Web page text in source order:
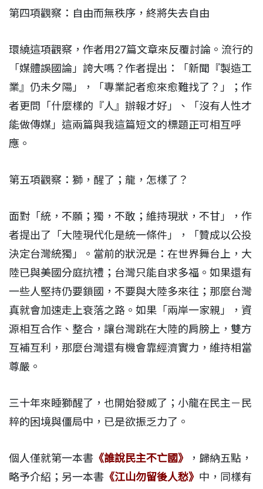
第四項觀察：自由而無秩序，終將失去自由
環繞這項觀察，作者用27篇文章來反覆討論。流行的
「媒體誤國論」誇大嗎？作者提出：「新聞『製造工
業』仍未夕陽」，「專業記者愈來愈難找了？」；作
者更問「什麼樣的『人』辦報才好」、「沒有人性才
能做傳媒」這兩篇與我這篇短文的標題正可相互呼
應。
第五項觀察：獅，醒了；龍，怎樣了？
面對「統，不願；獨，不敢；維持現狀，不甘」，作
者提出了「大陸現代化是統一條件」，「贊成以公投
決定台灣統獨」。當前的狀況是：在世界舞台上，大
陸已與美國分庭抗禮；台灣只能自求多福。如果還有
一些人堅持仍要鎖國，不要與大陸多來往；那麼台灣
真就會加速走上衰落之路。如果「兩岸一家親」，資
源相互合作、整合，讓台灣跳在大陸的肩膀上，雙方
互補互利，那麼台灣還有機會靠經濟實力，維持相當
尊嚴。
三十年來睡獅醒了，也開始發威了；小龍在民主－民
粹的困境與僵局中，已是欲振乏力了。
個人僅就第一本書 《誰說民主不亡國》
，歸納五點，
略予介紹；另一本書 《江山勿留後人愁》 中，同樣有